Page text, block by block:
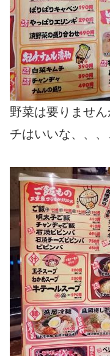
野菜は要りませ
チはいいな、、、